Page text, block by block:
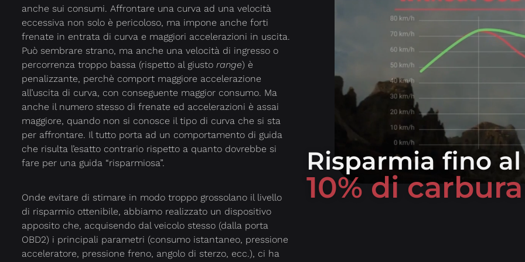
anche sui consumi. Affrontare una curva ad una velocità
eccessiva non solo è pericoloso, ma impone anche forti
frenate in entrata di curva e maggiori accelerazioni in uscita.
Può sembrare strano, ma anche una velocità di ingresso o
percorrenza troppo bassa (rispetto al giusto range) è
penalizzante, perchè comport maggiore accelerazione
all’uscita di curva, con conseguente maggior consumo. Ma
anche il numero stesso di frenate ed accelerazioni è assai
maggiore, quando non si conosce il tipo di curva che si sta
per affrontare. Il tutto porta ad un comportamento di guida
che risulta l’esatto contrario rispetto a quanto dovrebbe si
fare per una guida “risparmiosa”.
Onde evitare di stimare in modo troppo grossolano il livello
di risparmio ottenibile, abbiamo realizzato un dispositivo
apposito che, acquisendo dal veicolo stesso (dalla porta
OBD2) i principali parametri (consumo istantaneo, pressione
acceleratore, pressione freno, angolo di sterzo, ecc.), ci ha
Risparmia fino al
10% di